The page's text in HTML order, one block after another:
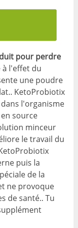
pour perdre
à l'effet du
une poudre
KetoProbiotix
l'organisme
source
minceur
le travail du
puis la
de la
ne provoque
de santé.. Tu